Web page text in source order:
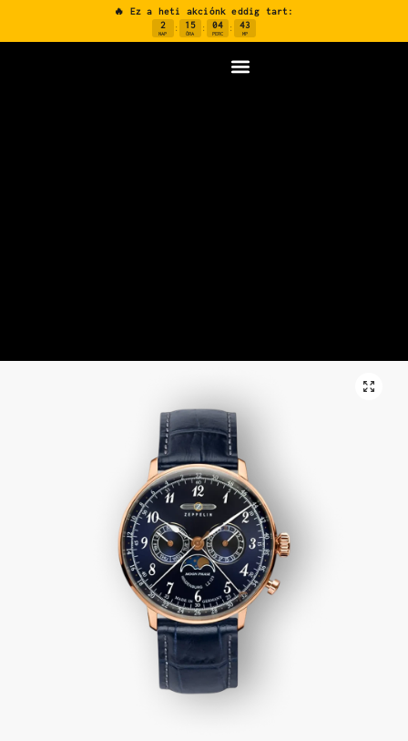
🔥 Ez a heti akciónk eddig tart:
2
NAP
: 15
ÓRA
: 04
PERC
: 42
MP